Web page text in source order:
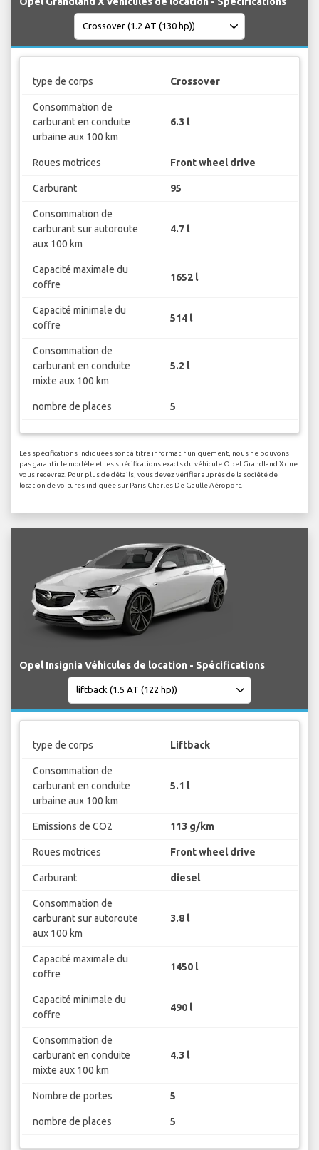
type de corps Crossover
Consommation de
carburant en conduite
urbaine aux 100 km
6.3 l
Roues motrices Front wheel drive
Carburant 95
Consommation de
carburant sur autoroute
aux 100 km
4.7 l
Capacité maximale du
coffre
1652 l
Capacité minimale du
coffre
514 l
Consommation de
carburant en conduite
mixte aux 100 km
5.2 l
nombre de places 5
Les spécifications indiquées sont à titre informatif uniquement, nous ne pouvons
pas garantir le modèle et les spécifications exacts du véhicule Opel Grandland X que
vous recevrez. Pour plus de détails, vous devez vérifier auprès de la société de
location de voitures indiquée sur Paris Charles De Gaulle Aéroport.
Opel Insignia Véhicules de location - Spécifications
type de corps Liftback
Consommation de
carburant en conduite
urbaine aux 100 km
5.1 l
Emissions de CO2 113 g/km
Roues motrices Front wheel drive
Carburant diesel
Consommation de
carburant sur autoroute
aux 100 km
3.8 l
Capacité maximale du
coffre
1450 l
Capacité minimale du
coffre
490 l
Consommation de
carburant en conduite
mixte aux 100 km
4.3 l
Nombre de portes 5
nombre de places 5